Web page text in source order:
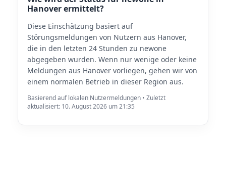
Hanover ermittelt?
Diese Einschätzung basiert auf
Störungsmeldungen von Nutzern aus Hanover,
die in den letzten 24 Stunden zu newone
abgegeben wurden. Wenn nur wenige oder keine
Meldungen aus Hanover vorliegen, gehen wir von
einem normalen Betrieb in dieser Region aus.
Basierend auf lokalen Nutzermeldungen • Zuletzt
aktualisiert: 10. August 2026 um 21:35